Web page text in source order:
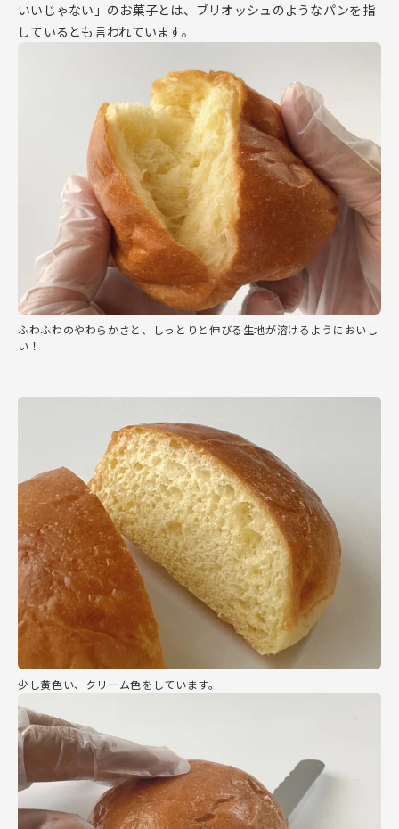
いいじゃない」のお菓子とは、ブリオッシュのようなパンを指
しているとも言われています。
ふわふわのやわらかさと、しっとりと伸びる生地が溶けるようにおいし
い！
少し黄色い、クリーム色をしています。